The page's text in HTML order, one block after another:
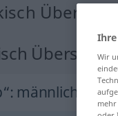
: männlich
Wir